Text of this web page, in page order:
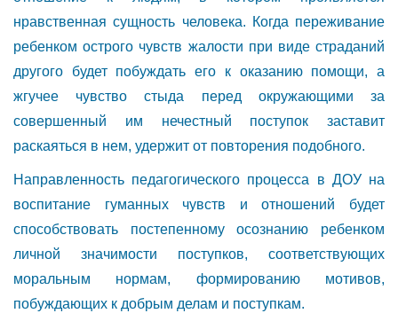
нравственная сущность человека. Когда переживание
ребенком острого чувств жалости при виде страданий
другого будет побуждать его к оказанию помощи, а
жгучее чувство стыда перед окружающими за
совершенный им нечестный поступок заставит
раскаяться в нем, удержит от повторения подобного.
Направленность педагогического процесса в ДОУ на
воспитание гуманных чувств и отношений будет
способствовать постепенному осознанию ребенком
личной значимости поступков, соответствующих
моральным нормам, формированию мотивов,
побуждающих к добрым делам и поступкам.